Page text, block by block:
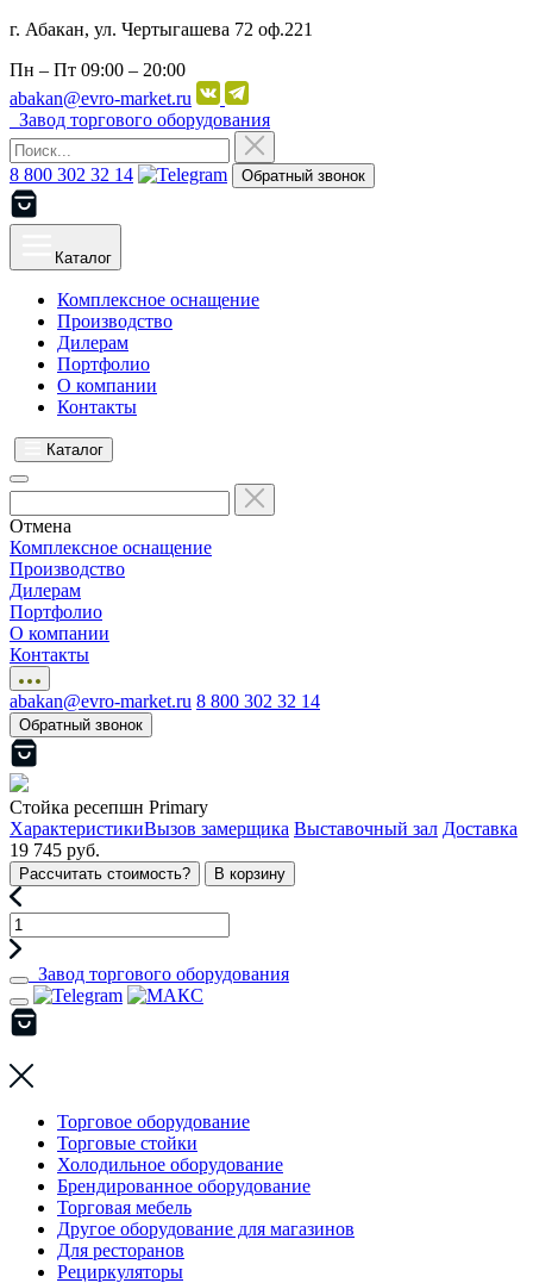
г. Абакан, ул. Чертыгашева 72 оф.221
Пн – Пт 09:00 – 20:00
abakan@evro-market.ru
Завод торгового оборудования
8 800 302 32 14 Обратный звонок
Каталог
Комплексное оснащение
Производство
Дилерам
Портфолио
О компании
Контакты
Каталог
Отмена
Комплексное оснащение
Производство
Дилерам
Портфолио
О компании
Контакты
abakan@evro-market.ru 8 800 302 32 14
Обратный звонок
Стойка ресепшн Primary
ХарактеристикиВызов замерщика Выставочный зал Доставка
19 745 руб.
Рассчитать стоимость? В корзину
Завод торгового оборудования
Торговое оборудование
Торговые стойки
Холодильное оборудование
Брендированное оборудование
Торговая мебель
Другое оборудование для магазинов
Для ресторанов
Рециркуляторы